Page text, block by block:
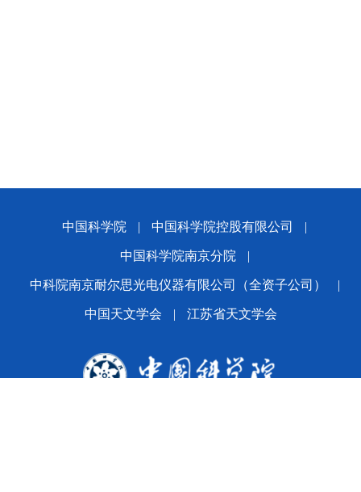
中国科学院 | 中国科学院控股有限公司 |
中国科学院南京分院 |
中科院南京耐尔思光电仪器有限公司（全资子公司） |
中国天文学会 | 江苏省天文学会